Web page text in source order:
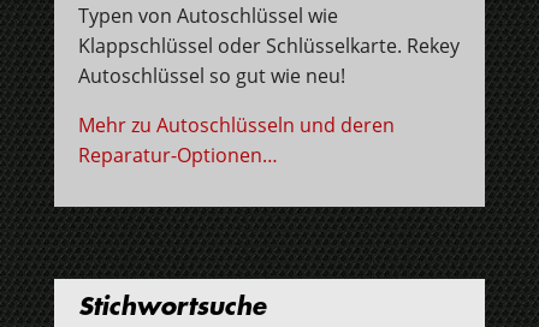
Typen von Autoschlüssel wie
Klappschlüssel oder Schlüsselkarte. Rekey
Autoschlüssel so gut wie neu!
Mehr zu Autoschlüsseln und deren
Reparatur-Optionen…
Stichwortsuche